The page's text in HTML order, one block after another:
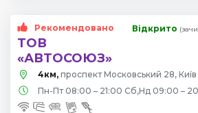
Рекомендовано
ТОВ
«АВТОСОЮЗ»
Відкрито
4км, проспект Московський 28, Київ
Пн-Пт 08:00 – 21:00 Сб,Нд 09:00 –